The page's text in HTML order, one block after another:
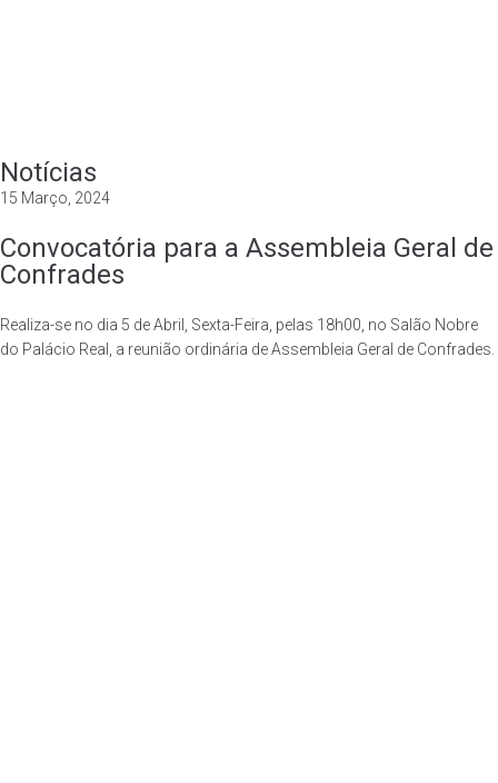
Património
Contactos
Notícias
15 Março, 2024
Convocatória para a Assembleia Geral de
Confrades
Realiza-se no dia 5 de Abril, Sexta-Feira, pelas 18h00, no Salão Nobre
do Palácio Real, a reunião ordinária de Assembleia Geral de Confrades.